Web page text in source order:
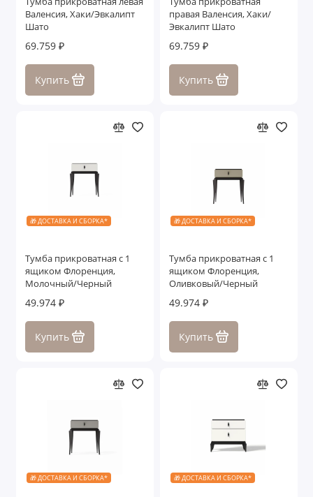
Валенсия, Хаки/Эвкалипт
Шато
69.759 ₽
Купить
правая Валенсия, Хаки/
Эвкалипт Шато
69.759 ₽
Купить
🎁 ДОСТАВКА И СБОРКА*
Тумба прикроватная с 1
ящиком Флоренция,
Молочный/Черный
49.974 ₽
Купить
🎁 ДОСТАВКА И СБОРКА*
Тумба прикроватная с 1
ящиком Флоренция,
Оливковый/Черный
49.974 ₽
Купить
🎁 ДОСТАВКА И СБОРКА* 🎁 ДОСТАВКА И СБОРКА*